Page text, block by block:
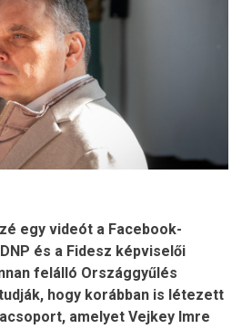
egy videót a Facebook-
és a Fidesz képviselői
felálló Országgyűlés
hogy korábban is létezett
amelyet Vejkey Imre